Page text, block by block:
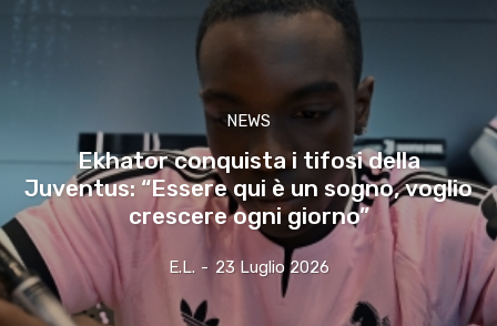
NEWS
Ekhator conquista i tifosi della
Juventus: “Essere qui è un sogno, voglio
crescere ogni giorno”
E.l. - 23 Luglio 2026